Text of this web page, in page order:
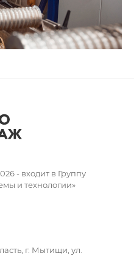
- входит в Группу
и технологии»
г. Мытищи, ул.